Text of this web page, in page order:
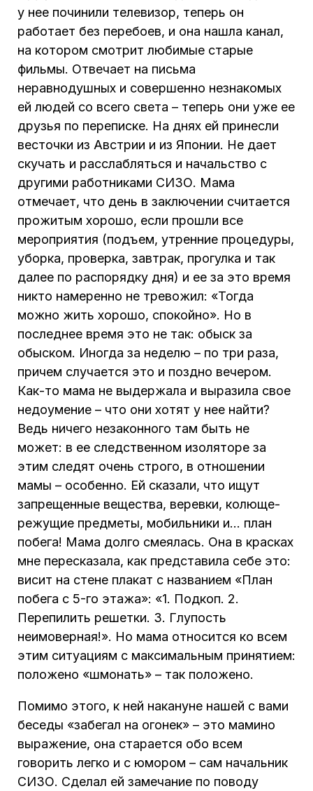
у нее починили телевизор, теперь он
работает без перебоев, и она нашла канал,
на котором смотрит любимые старые
фильмы. Отвечает на письма
неравнодушных и совершенно незнакомых
ей людей со всего света – теперь они уже ее
друзья по переписке. На днях ей принесли
весточки из Австрии и из Японии. Не дает
скучать и расслабляться и начальство с
другими работниками СИЗО. Мама
отмечает, что день в заключении считается
прожитым хорошо, если прошли все
мероприятия (подъем, утренние процедуры,
уборка, проверка, завтрак, прогулка и так
далее по распорядку дня) и ее за это время
никто намеренно не тревожил: «Тогда
можно жить хорошо, спокойно». Но в
последнее время это не так: обыск за
обыском. Иногда за неделю – по три раза,
причем случается это и поздно вечером.
Как-то мама не выдержала и выразила свое
недоумение – что они хотят у нее найти?
Ведь ничего незаконного там быть не
может: в ее следственном изоляторе за
этим следят очень строго, в отношении
мамы – особенно. Ей сказали, что ищут
запрещенные вещества, веревки, колюще-
режущие предметы, мобильники и… план
побега! Мама долго смеялась. Она в красках
мне пересказала, как представила себе это:
висит на стене плакат с названием «План
побега с 5-го этажа»: «1. Подкоп. 2.
Перепилить решетки. 3. Глупость
неимоверная!». Но мама относится ко всем
этим ситуациям с максимальным принятием:
положено «шмонать» – так положено.
Помимо этого, к ней накануне нашей с вами
беседы «забегал на огонек» – это мамино
выражение, она старается обо всем
говорить легко и с юмором – сам начальник
СИЗО. Сделал ей замечание по поводу